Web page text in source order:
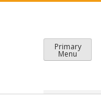
Primary
Menu